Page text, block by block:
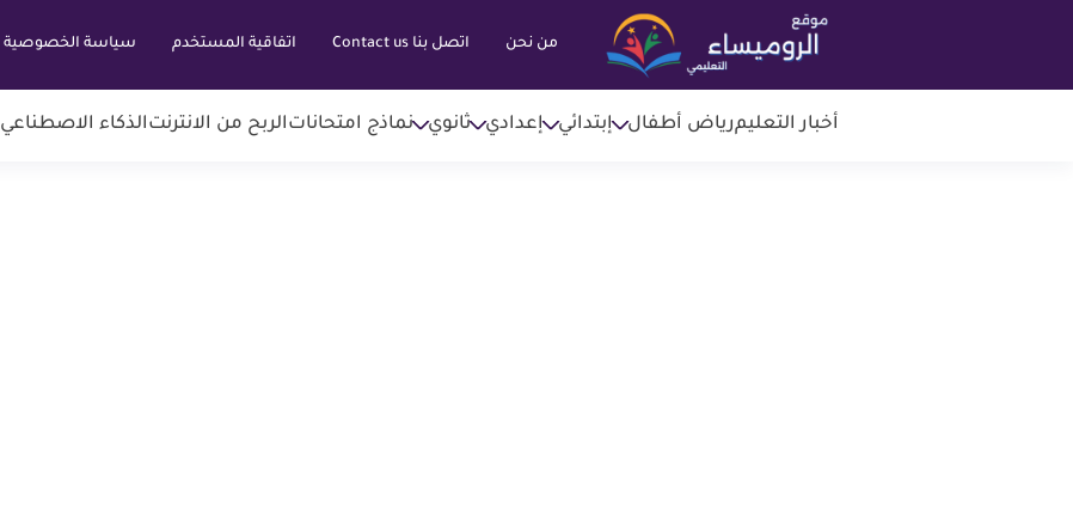
من نحن اتصل بنا Contact us اتفاقية المستخدم سياسة الخصوصية
أخبار التعليمرياض أطفال إبتدائي إعدادي ثانوي نماذج امتحاناتالربح من الانترنتالذكاء الاصطناعي AI